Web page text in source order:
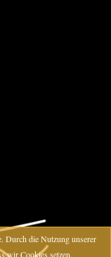
Durch die Nutzung unserer
wir Cookies setzen.